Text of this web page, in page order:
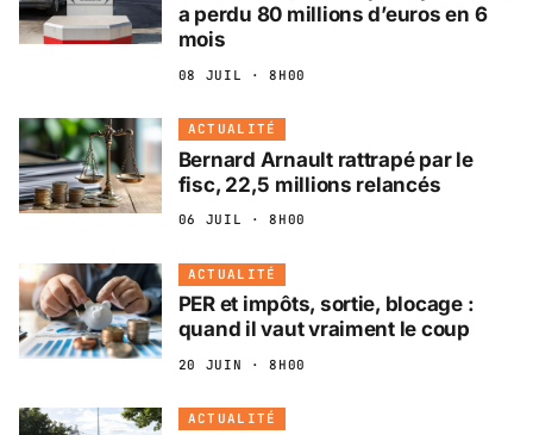
a perdu 80 millions d’euros en 6
mois
08 JUIL · 8H00
ACTUALITÉ
Bernard Arnault rattrapé par le
fisc, 22,5 millions relancés
06 JUIL · 8H00
ACTUALITÉ
PER et impôts, sortie, blocage :
quand il vaut vraiment le coup
20 JUIN · 8H00
ACTUALITÉ